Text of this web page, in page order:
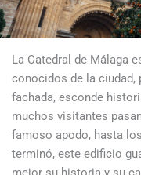
La Catedral de Málaga
conocidos de la ciudad,
fachada, esconde
muchos visitantes
famoso apodo, hasta
terminó, este edificio